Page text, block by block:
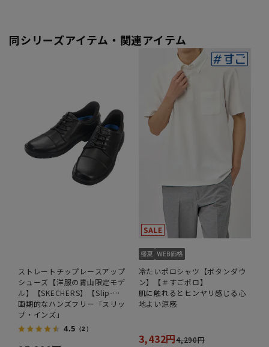
同シリーズアイテム・関連アイテム
ストレートチップレースアップ
シューズ【洋服の青山限定モデ
ル】【SKECHERS】【Slip-
ins】
画期的なハンズフリー「スリッ
プ・インズ」
4.5 （2）
冷たいポロシャツ【ボタンダウ
ン】【＃すごポロ】
肌に触れるとヒンヤリ感じる心
地よい涼感
3,432円4,290円